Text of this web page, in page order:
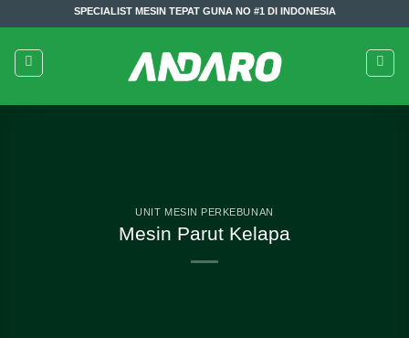
to
content
SPECIALIST MESIN TEPAT GUNA NO #1 DI INDONESIA
UNIT MESIN PERKEBUNAN
Mesin Parut Kelapa